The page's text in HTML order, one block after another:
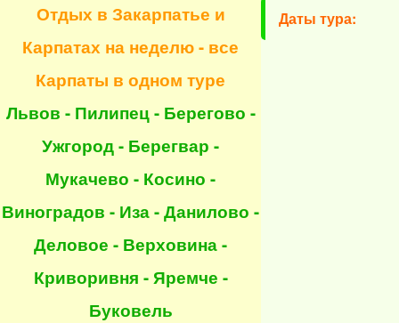
Даты тура:
Отдых в Закарпатье и
Карпатах на неделю - все
Карпаты в одном туре
Львов - Пилипец - Берегово -
Ужгород - Берегвар -
Мукачево - Косино -
Виноградов - Иза - Данилово -
Деловое - Верховина -
Криворивня - Яремче -
Буковель